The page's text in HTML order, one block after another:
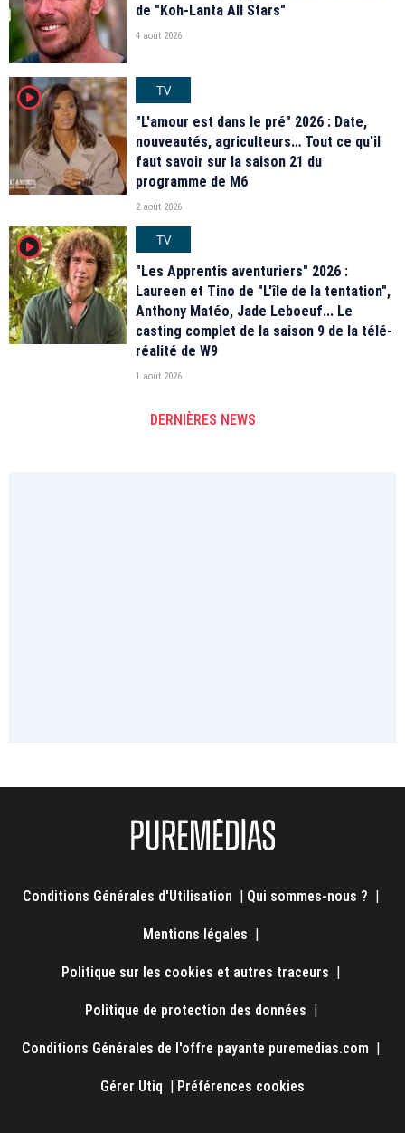
de "Koh-Lanta All Stars"
4 août 2026
player2
TV
"L'amour est dans le pré" 2026 : Date,
nouveautés, agriculteurs… Tout ce qu'il
faut savoir sur la saison 21 du
programme de M6
2 août 2026
player2
TV
"Les Apprentis aventuriers" 2026 :
Laureen et Tino de "L'île de la tentation",
Anthony Matéo, Jade Leboeuf... Le
casting complet de la saison 9 de la télé-
réalité de W9
1 août 2026
DERNIÈRES NEWS
Conditions Générales d'Utilisation | Qui sommes-nous ? |
Mentions légales |
Politique sur les cookies et autres traceurs |
Politique de protection des données |
Conditions Générales de l'offre payante puremedias.com |
Gérer Utiq | Préférences cookies